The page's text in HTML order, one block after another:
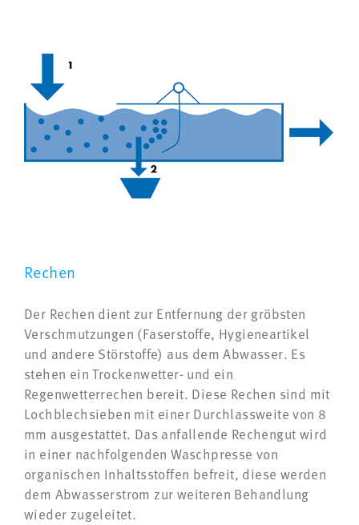
Rechen
Der Rechen dient zur Entfernung der gröbsten
Verschmutzungen (Faserstoffe, Hygieneartikel
und andere Störstoffe) aus dem Abwasser. Es
stehen ein Trockenwetter- und ein
Regenwetterrechen bereit. Diese Rechen sind mit
Lochblechsieben mit einer Durchlassweite von 8
mm ausgestattet. Das anfallende Rechengut wird
in einer nachfolgenden Waschpresse von
organischen Inhaltsstoffen befreit, diese werden
dem Abwasserstrom zur weiteren Behandlung
wieder zugeleitet.